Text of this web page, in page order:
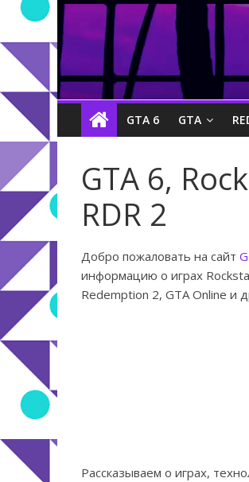
GTA 6 GTA
GTA 6,
RDR 2
Добро пожаловать на сайт
информацию о играх
Redemption 2, GTA Online и
Рассказываем о играх,